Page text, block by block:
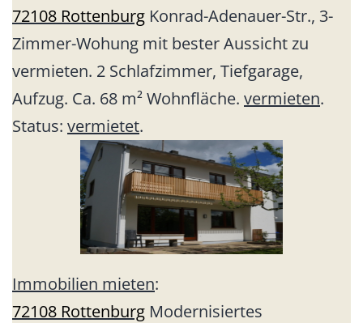
72108 Rottenburg Konrad-Adenauer-Str., 3-
Zimmer-Wohung mit bester Aussicht zu
vermieten. 2 Schlafzimmer, Tiefgarage,
Aufzug. Ca. 68 m² Wohnfläche. vermieten.
Status: vermietet.
Immobilien mieten:
72108 Rottenburg Modernisiertes